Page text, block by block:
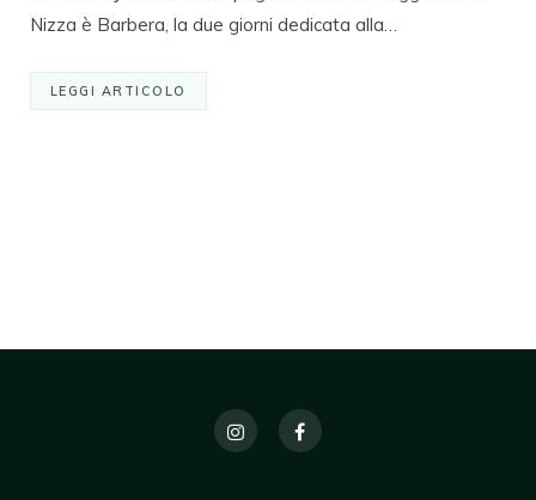
Nizza è Barbera, la due giorni dedicata alla…
LEGGI ARTICOLO